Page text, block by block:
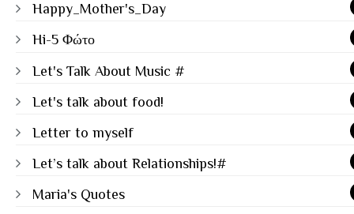
Happy_Mother's_Day
Hi-5 Φώτο
Let's Talk About Music #
Let's talk about food!
Letter to myself
Let’s talk about Relationships!#
Maria's Quotes